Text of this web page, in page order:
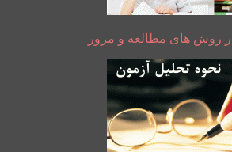
روش های مطالعه و مرور